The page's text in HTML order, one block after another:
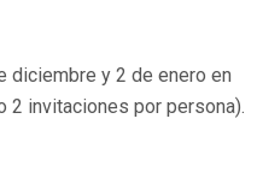
diciembre y 2 de enero en
2 invitaciones por persona).